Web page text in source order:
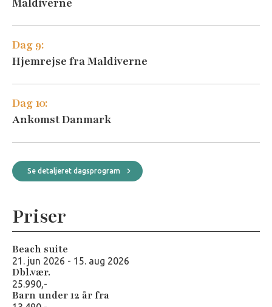
Maldiverne
Dag 9:
Hjemrejse fra Maldiverne
Dag 10:
Ankomst Danmark
Se detaljeret dagsprogram
Priser
Beach suite
21. jun 2026 - 15. aug 2026
Dbl.vær.
25.990,-
Barn under 12 år fra